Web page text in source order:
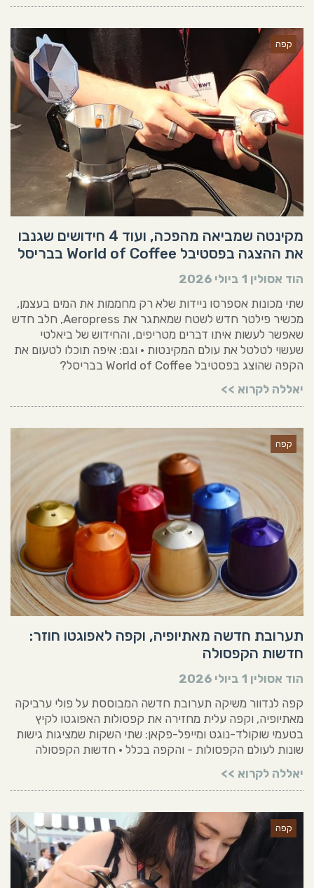
קפה
מקינטה שמביאה מהפכה, ועוד 4 חידושים שגנבו
את ההצגה בפסטיבל World of Coffee בבריסל
הוד אסולין 1 ביולי 2026
שתי מכונות אספרסו ניידות שלא רק מחממות את המים בעצמן,
מכשיר פילטר חדש לשטח שמאתגר את Aeropress, חלב חדש
שאפשר לעשות איתו דברים מטריפים, והחידוש של ביאלטי
שעשוי לטלטל את עולם המקינטות • וגם: איפה תוכלו לטעום את
הקפה שהוצג בפסטיבל World of Coffee בבריסל?
יאללה לקרוא >>
קפה
תערובת חדשה מאתיופיה, וקפה לאפוגטו חוזר:
חדשות הקפסולה
הוד אסולין 1 ביולי 2026
קפה לנדוור משיקה תערובת חדשה המבוססת על פולי ערביקה
מאתיופיה, וקפה עלית מחזירה את קפסולות האפוגטו לקיץ
בטעמי שוקולד-נוגט ומייפל-פקאן: שתי השקות שמציגות גישות
שונות לעולם הקפסולות - והקפה בכלל • חדשות הקפסולה
יאללה לקרוא >>
קפה